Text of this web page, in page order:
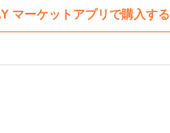
マーケットアプリで購入する